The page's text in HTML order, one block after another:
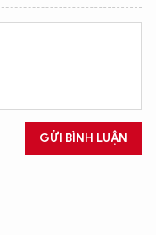
GỬI BÌNH LUẬN